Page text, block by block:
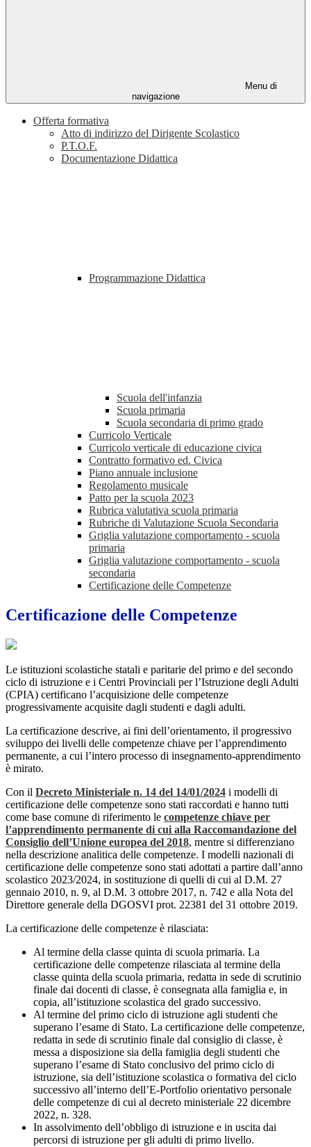
Menu di
navigazione
Offerta formativa
Atto di indirizzo del Dirigente Scolastico
P.T.O.F.
Documentazione Didattica
Programmazione Didattica
Scuola dell'infanzia
Scuola primaria
Scuola secondaria di primo grado
Curricolo Verticale
Curricolo verticale di educazione civica
Contratto formativo ed. Civica
Piano annuale inclusione
Regolamento musicale
Patto per la scuola 2023
Rubrica valutativa scuola primaria
Rubriche di Valutazione Scuola Secondaria
Griglia valutazione comportamento - scuola
primaria
Griglia valutazione comportamento - scuola
secondaria
Certificazione delle Competenze
Certificazione delle Competenze
Le istituzioni scolastiche statali e paritarie del primo e del secondo
ciclo di istruzione e i Centri Provinciali per l’Istruzione degli Adulti
(CPIA) certificano l’acquisizione delle competenze
progressivamente acquisite dagli studenti e dagli adulti.
La certificazione descrive, ai fini dell’orientamento, il progressivo
sviluppo dei livelli delle competenze chiave per l’apprendimento
permanente, a cui l’intero processo di insegnamento-apprendimento
è mirato.
Con il Decreto Ministeriale n. 14 del 14/01/2024 i modelli di
certificazione delle competenze sono stati raccordati e hanno tutti
come base comune di riferimento le competenze chiave per
l’apprendimento permanente di cui alla Raccomandazione del
Consiglio dell’Unione europea del 2018, mentre si differenziano
nella descrizione analitica delle competenze. I modelli nazionali di
certificazione delle competenze sono stati adottati a partire dall’anno
scolastico 2023/2024, in sostituzione di quelli di cui al D.M. 27
gennaio 2010, n. 9, al D.M. 3 ottobre 2017, n. 742 e alla Nota del
Direttore generale della DGOSVI prot. 22381 del 31 ottobre 2019.
La certificazione delle competenze è rilasciata:
Al termine della classe quinta di scuola primaria. La
certificazione delle competenze rilasciata al termine della
classe quinta della scuola primaria, redatta in sede di scrutinio
finale dai docenti di classe, è consegnata alla famiglia e, in
copia, all’istituzione scolastica del grado successivo.
Al termine del primo ciclo di istruzione agli studenti che
superano l’esame di Stato. La certificazione delle competenze,
redatta in sede di scrutinio finale dal consiglio di classe, è
messa a disposizione sia della famiglia degli studenti che
superano l’esame di Stato conclusivo del primo ciclo di
istruzione, sia dell’istituzione scolastica o formativa del ciclo
successivo all’interno dell’E-Portfolio orientativo personale
delle competenze di cui al decreto ministeriale 22 dicembre
2022, n. 328.
In assolvimento dell’obbligo di istruzione e in uscita dai
percorsi di istruzione per gli adulti di primo livello.